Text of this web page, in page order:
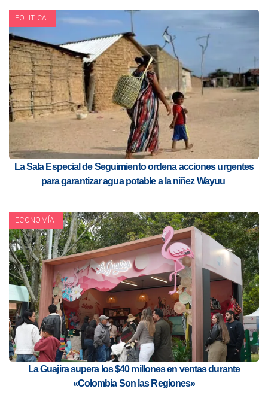
POLITICA
La Sala Especial de Seguimiento ordena acciones urgentes
para garantizar agua potable a la niñez Wayuu
ECONOMÍA
La Guajira supera los $40 millones en ventas durante
«Colombia Son las Regiones»